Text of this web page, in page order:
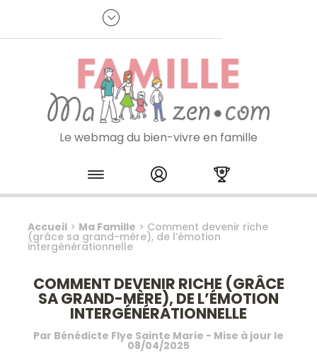
Je m'inscris à la newsletter
Le webmag du bien-vivre en famille
Skip to content
Accueil > Ma Famille > Comment devenir riche
(grâce sa grand-mère), de l’émotion
intergénérationnelle
COMMENT DEVENIR RICHE (GRÂCE
SA GRAND-MÈRE), DE L’ÉMOTION
INTERGÉNÉRATIONNELLE
Par Bénédicte Flye Sainte Marie - Mise à jour le
08/04/2025
Panneau de gestion des cookies